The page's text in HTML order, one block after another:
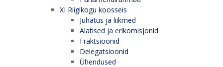
XI Riigikogu koosseis
Juhatus ja liikmed
Alatised ja erikomisjonid
Fraktsioonid
Delegatsioonid
Ühendused